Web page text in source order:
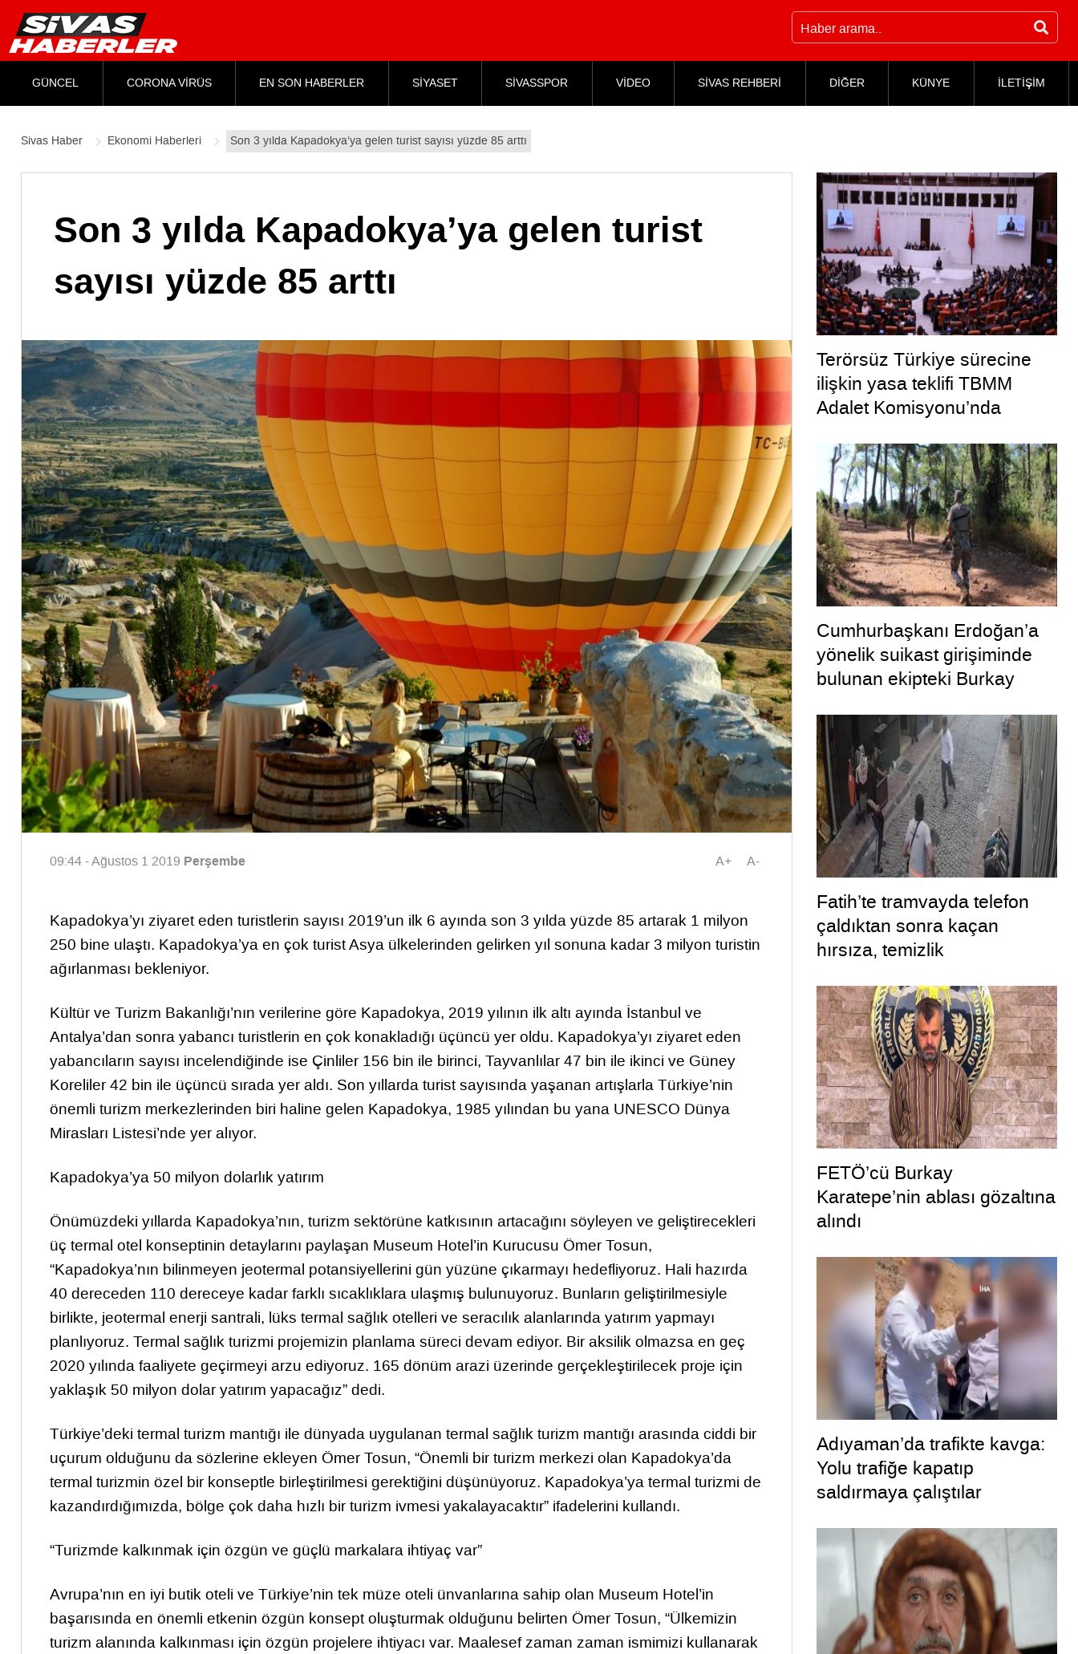
GÜNCEL CORONA VİRÜS EN SON HABERLER SİYASET SİVASSPOR VİDEO SİVAS REHBERİ DİĞER KÜNYE İLETİŞİM
Sivas Haber Ekonomi Haberleri Son 3 yılda Kapadokya’ya gelen turist sayısı yüzde 85 arttı
Son 3 yılda Kapadokya’ya gelen turist
sayısı yüzde 85 arttı
09:44 - Ağustos 1 2019 Perşembe A+ A-
Kapadokya’yı ziyaret eden turistlerin sayısı 2019’un ilk 6 ayında son 3 yılda yüzde 85 artarak 1 milyon
250 bine ulaştı. Kapadokya’ya en çok turist Asya ülkelerinden gelirken yıl sonuna kadar 3 milyon turistin
ağırlanması bekleniyor.
Kültür ve Turizm Bakanlığı’nın verilerine göre Kapadokya, 2019 yılının ilk altı ayında İstanbul ve
Antalya’dan sonra yabancı turistlerin en çok konakladığı üçüncü yer oldu. Kapadokya’yı ziyaret eden
yabancıların sayısı incelendiğinde ise Çinliler 156 bin ile birinci, Tayvanlılar 47 bin ile ikinci ve Güney
Koreliler 42 bin ile üçüncü sırada yer aldı. Son yıllarda turist sayısında yaşanan artışlarla Türkiye’nin
önemli turizm merkezlerinden biri haline gelen Kapadokya, 1985 yılından bu yana UNESCO Dünya
Mirasları Listesi’nde yer alıyor.
Kapadokya’ya 50 milyon dolarlık yatırım
Önümüzdeki yıllarda Kapadokya’nın, turizm sektörüne katkısının artacağını söyleyen ve geliştirecekleri
üç termal otel konseptinin detaylarını paylaşan Museum Hotel’in Kurucusu Ömer Tosun,
“Kapadokya’nın bilinmeyen jeotermal potansiyellerini gün yüzüne çıkarmayı hedefliyoruz. Hali hazırda
40 dereceden 110 dereceye kadar farklı sıcaklıklara ulaşmış bulunuyoruz. Bunların geliştirilmesiyle
birlikte, jeotermal enerji santrali, lüks termal sağlık otelleri ve seracılık alanlarında yatırım yapmayı
planlıyoruz. Termal sağlık turizmi projemizin planlama süreci devam ediyor. Bir aksilik olmazsa en geç
2020 yılında faaliyete geçirmeyi arzu ediyoruz. 165 dönüm arazi üzerinde gerçekleştirilecek proje için
yaklaşık 50 milyon dolar yatırım yapacağız” dedi.
Türkiye’deki termal turizm mantığı ile dünyada uygulanan termal sağlık turizm mantığı arasında ciddi bir
uçurum olduğunu da sözlerine ekleyen Ömer Tosun, “Önemli bir turizm merkezi olan Kapadokya’da
termal turizmin özel bir konseptle birleştirilmesi gerektiğini düşünüyoruz. Kapadokya’ya termal turizmi de
kazandırdığımızda, bölge çok daha hızlı bir turizm ivmesi yakalayacaktır” ifadelerini kullandı.
“Turizmde kalkınmak için özgün ve güçlü markalara ihtiyaç var”
Avrupa’nın en iyi butik oteli ve Türkiye’nin tek müze oteli ünvanlarına sahip olan Museum Hotel’in
başarısında en önemli etkenin özgün konsept oluşturmak olduğunu belirten Ömer Tosun, “Ülkemizin
turizm alanında kalkınması için özgün projelere ihtiyacı var. Maalesef zaman zaman ismimizi kullanarak
Terörsüz Türkiye sürecine
ilişkin yasa teklifi TBMM
Adalet Komisyonu’nda
Cumhurbaşkanı Erdoğan’a
yönelik suikast girişiminde
bulunan ekipteki Burkay
Fatih’te tramvayda telefon
çaldıktan sonra kaçan
hırsıza, temizlik
müdahale kamerada
FETÖ’cü Burkay
Karatepe’nin ablası gözaltına
alındı
Adıyaman’da trafikte kavga:
Yolu trafiğe kapatıp
saldırmaya çalıştılar